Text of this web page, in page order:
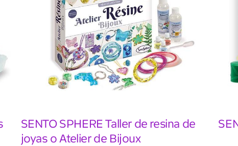
SENTO SPHERE Taller de resina de
joyas o Atelier de Bijoux